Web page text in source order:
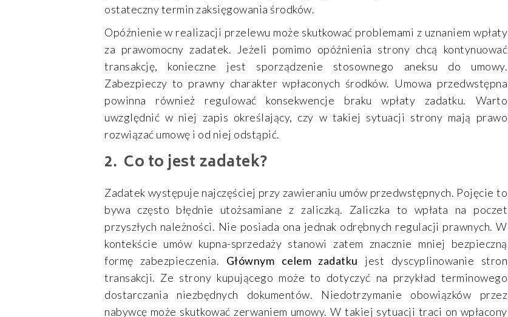
ostateczny termin zaksięgowania środków.
Opóźnienie w realizacji przelewu może skutkować problemami z uznaniem wpłaty
za prawomocny zadatek. Jeżeli pomimo opóźnienia strony chcą kontynuować
transakcję, konieczne jest sporządzenie stosownego aneksu do umowy.
Zabezpieczy to prawny charakter wpłaconych środków. Umowa przedwstępna
powinna również regulować konsekwencje braku wpłaty zadatku. Warto
uwzględnić w niej zapis określający, czy w takiej sytuacji strony mają prawo
rozwiązać umowę i od niej odstąpić.
Co to jest zadatek?
Zadatek występuje najczęściej przy zawieraniu umów przedwstępnych. Pojęcie to
bywa często błędnie utożsamiane z zaliczką. Zaliczka to wpłata na poczet
przyszłych należności. Nie posiada ona jednak odrębnych regulacji prawnych. W
kontekście umów kupna-sprzedaży stanowi zatem znacznie mniej bezpieczną
formę zabezpieczenia. Głównym celem zadatku jest dyscyplinowanie stron
transakcji. Ze strony kupującego może to dotyczyć na przykład terminowego
dostarczania niezbędnych dokumentów. Niedotrzymanie obowiązków przez
nabywcę może skutkować zerwaniem umowy. W takiej sytuacji traci on wpłacony